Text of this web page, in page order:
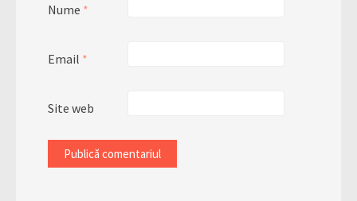
Nume *
Email *
Site web